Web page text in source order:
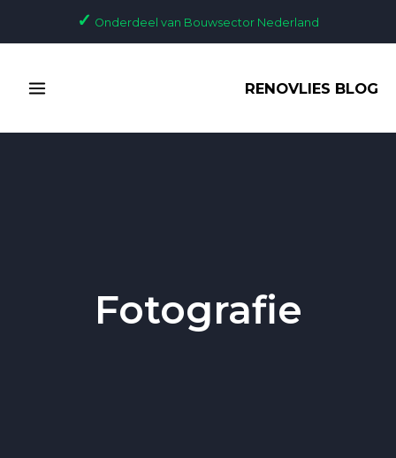
✓ Onderdeel van Bouwsector Nederland
MENU
RENOVLIES BLOG
Fotografie